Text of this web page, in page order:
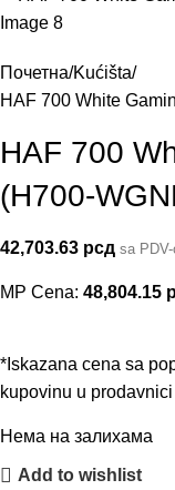
Почетна Kućišta
HAF 700 White
HAF 700
(H700-
42,703.63 рсд sa PDV-
MP Cena: 48,804.15
*Iskazana cena sa
kupovinu u
Нема на залихама
Add to wishlist